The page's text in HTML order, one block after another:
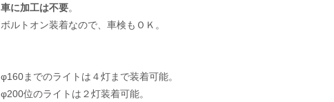
車に加工は不要。
ボルトオン装着なので、車検もＯＫ。
φ160までのライトは４灯まで装着可能。
φ200位のライトは２灯装着可能。